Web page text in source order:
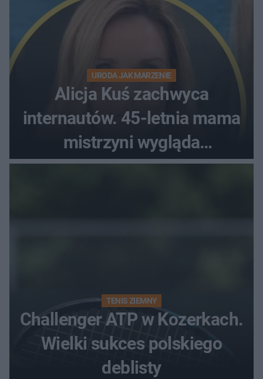
URODA JAK MARZENIE
Alicja Kuś zachwyca
internautów. 45-letnia mama
mistrzyni wygląda
zjawiskowo
TENIS ZIEMNY
Challenger ATP w Kozerkach.
Wielki sukces polskiego
deblisty